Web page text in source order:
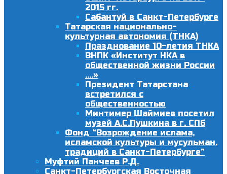
2015 гг.
Сабантуй в Санкт-Петербурге
Татарская национально-
культурная автономия (ТНКА)
Празднование 10-летия ТНКА
ВНПК «Институт НКА в
общественной жизни России
….»
Президент Татарстана
встретился с
общественностью
Минтимер Шаймиев посетил
музей А.С.Пушкина в г. СПб
Фонд “Возрождение ислама,
исламской культуры и мусульман.
традиций в Санкт-Петербурге”
Муфтий Панчеев Р.Д.
Санкт-Петербургская Восточная